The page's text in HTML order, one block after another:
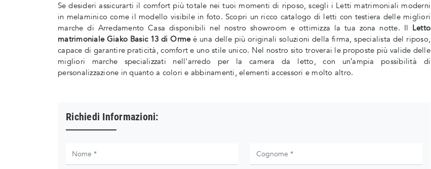
Se desideri assicurarti il comfort più totale nei tuoi momenti di riposo, scegli i Letti matrimoniali moderni
in melaminico come il modello visibile in foto. Scopri un ricco catalogo di letti con testiera delle migliori
marche di Arredamento Casa disponibili nel nostro showroom e ottimizza la tua zona notte. Il Letto
matrimoniale Giako Basic 13 di Ormeè una delle più originali soluzioni della firma, specialista del riposo,
capace di garantire praticità, comfort e uno stile unico. Nel nostro sito troverai le proposte più valide delle
migliori marche specializzati nell'arredo per la camera da letto, con un’ampia possibilità di
personalizzazione in quanto a colori e abbinamenti, elementi accessori e molto altro.
Richiedi Informazioni: